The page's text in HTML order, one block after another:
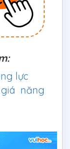
lực
năng